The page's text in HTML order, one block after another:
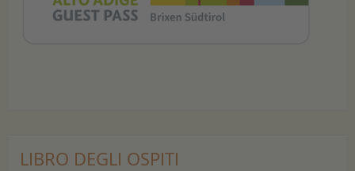
LIBRO DEGLI OSPITI